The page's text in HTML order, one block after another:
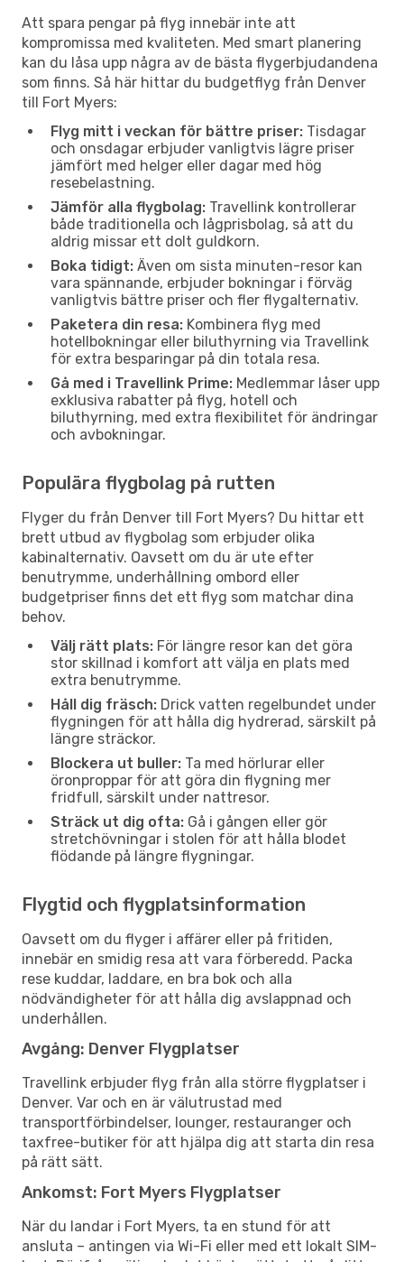
Att spara pengar på flyg innebär inte att
kompromissa med kvaliteten. Med smart planering
kan du låsa upp några av de bästa flygerbjudandena
som finns. Så här hittar du budgetflyg från Denver
till Fort Myers:
Flyg mitt i veckan för bättre priser: Tisdagar
och onsdagar erbjuder vanligtvis lägre priser
jämfört med helger eller dagar med hög
resebelastning.
Jämför alla flygbolag: Travellink kontrollerar
både traditionella och lågprisbolag, så att du
aldrig missar ett dolt guldkorn.
Boka tidigt: Även om sista minuten-resor kan
vara spännande, erbjuder bokningar i förväg
vanligtvis bättre priser och fler flygalternativ.
Paketera din resa: Kombinera flyg med
hotellbokningar eller biluthyrning via Travellink
för extra besparingar på din totala resa.
Gå med i Travellink Prime: Medlemmar låser upp
exklusiva rabatter på flyg, hotell och
biluthyrning, med extra flexibilitet för ändringar
och avbokningar.
Populära flygbolag på rutten
Flyger du från Denver till Fort Myers? Du hittar ett
brett utbud av flygbolag som erbjuder olika
kabinalternativ. Oavsett om du är ute efter
benutrymme, underhållning ombord eller
budgetpriser finns det ett flyg som matchar dina
behov.
Välj rätt plats: För längre resor kan det göra
stor skillnad i komfort att välja en plats med
extra benutrymme.
Håll dig fräsch: Drick vatten regelbundet under
flygningen för att hålla dig hydrerad, särskilt på
längre sträckor.
Blockera ut buller: Ta med hörlurar eller
öronproppar för att göra din flygning mer
fridfull, särskilt under nattresor.
Sträck ut dig ofta: Gå i gången eller gör
stretchövningar i stolen för att hålla blodet
flödande på längre flygningar.
Flygtid och flygplatsinformation
Oavsett om du flyger i affärer eller på fritiden,
innebär en smidig resa att vara förberedd. Packa
rese kuddar, laddare, en bra bok och alla
nödvändigheter för att hålla dig avslappnad och
underhållen.
Avgång: Denver Flygplatser
Travellink erbjuder flyg från alla större flygplatser i
Denver. Var och en är välutrustad med
transportförbindelser, lounger, restauranger och
taxfree-butiker för att hjälpa dig att starta din resa
på rätt sätt.
Ankomst: Fort Myers Flygplatser
När du landar i Fort Myers, ta en stund för att
ansluta – antingen via Wi-Fi eller med ett lokalt SIM-